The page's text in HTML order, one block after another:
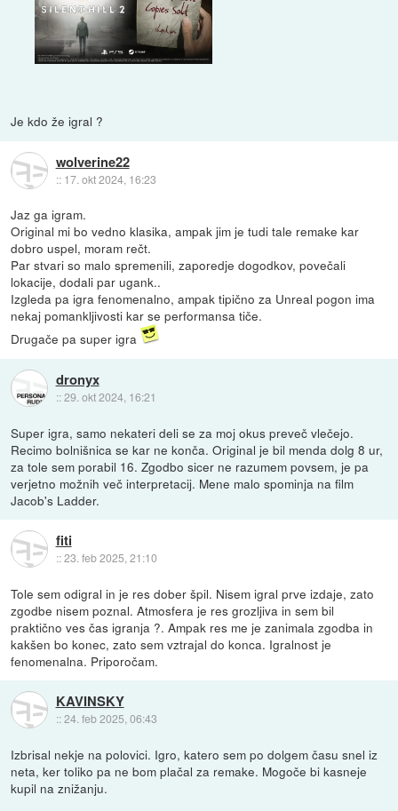
Je kdo že igral ?
wolverine22
:: 17. okt 2024, 16:23
Jaz ga igram.
Original mi bo vedno klasika, ampak jim je tudi tale remake kar
dobro uspel, moram rečt.
Par stvari so malo spremenili, zaporedje dogodkov, povečali
lokacije, dodali par ugank..
Izgleda pa igra fenomenalno, ampak tipično za Unreal pogon ima
nekaj pomankljivosti kar se performansa tiče.
Drugače pa super igra
dronyx
::29. okt 2024, 16:21
Super igra, samo nekateri deli se za moj okus preveč vlečejo.
Recimo bolnišnica se kar ne konča. Original je bil menda dolg 8 ur,
za tole sem porabil 16. Zgodbo sicer ne razumem povsem, je pa
verjetno možnih več interpretacij. Mene malo spominja na film
Jacob's Ladder.
fiti
::23. feb 2025, 21:10
Tole sem odigral in je res dober špil. Nisem igral prve izdaje, zato
zgodbe nisem poznal. Atmosfera je res grozljiva in sem bil
praktično ves čas igranja ?. Ampak res me je zanimala zgodba in
kakšen bo konec, zato sem vztrajal do konca. Igralnost je
fenomenalna. Priporočam.
KAVINSKY
::24. feb 2025, 06:43
Izbrisal nekje na polovici. Igro, katero sem po dolgem času snel iz
neta, ker toliko pa ne bom plačal za remake. Mogoče bi kasneje
kupil na znižanju.